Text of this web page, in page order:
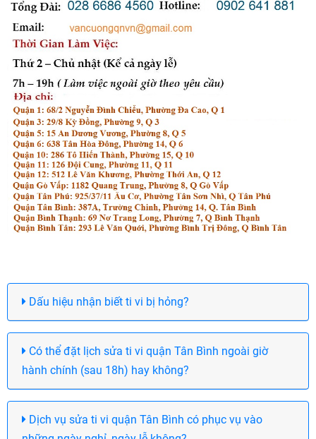
Dấu hiệu nhận biết ti vi bị hỏng?
Có thể đặt lịch sửa ti vi quận Tân Bình ngoài giờ
hành chính (sau 18h) hay không?
Dịch vụ sửa ti vi quận Tân Bình có phục vụ vào